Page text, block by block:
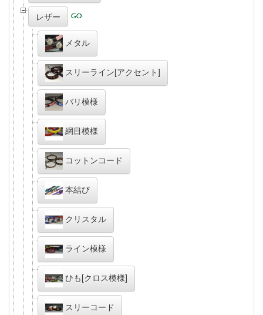
レザー
メタル
スリーライン[アクセント]
バリ模様
網目模様
コットンコード
本結び
クリスタル
ライン模様
ひも[クロス模様]
スリーコード